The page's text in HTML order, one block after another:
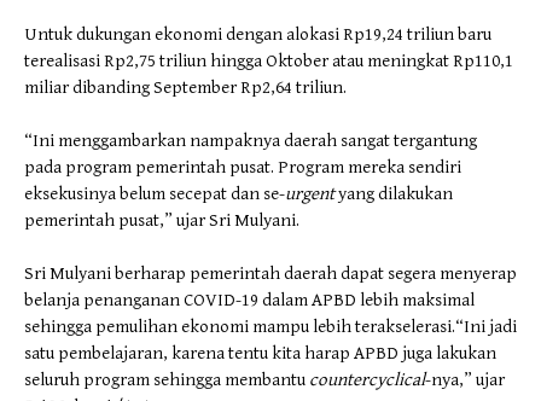
Untuk dukungan ekonomi dengan alokasi Rp19,24 triliun baru
terealisasi Rp2,75 triliun hingga Oktober atau meningkat Rp110,1
miliar dibanding September Rp2,64 triliun.
“Ini menggambarkan nampaknya daerah sangat tergantung
pada program pemerintah pusat. Program mereka sendiri
eksekusinya belum secepat dan se-urgentyang dilakukan
pemerintah pusat,” ujar Sri Mulyani.
Sri Mulyani berharap pemerintah daerah dapat segera menyerap
belanja penanganan COVID-19 dalam APBD lebih maksimal
sehingga pemulihan ekonomi mampu lebih terakselerasi.“Ini jadi
satu pembelajaran, karena tentu kita harap APBD juga lakukan
seluruh program sehingga membantu countercyclical-nya,” ujar